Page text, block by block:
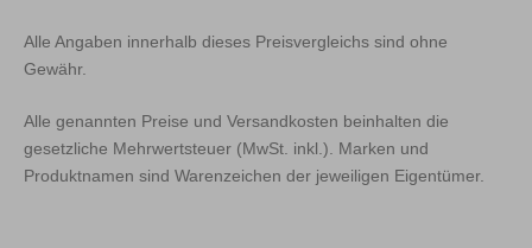
Alle Angaben innerhalb dieses Preisvergleichs sind ohne
Gewähr.
Alle genannten Preise und Versandkosten beinhalten die
gesetzliche Mehrwertsteuer (MwSt. inkl.). Marken und
Produktnamen sind Warenzeichen der jeweiligen Eigentümer.